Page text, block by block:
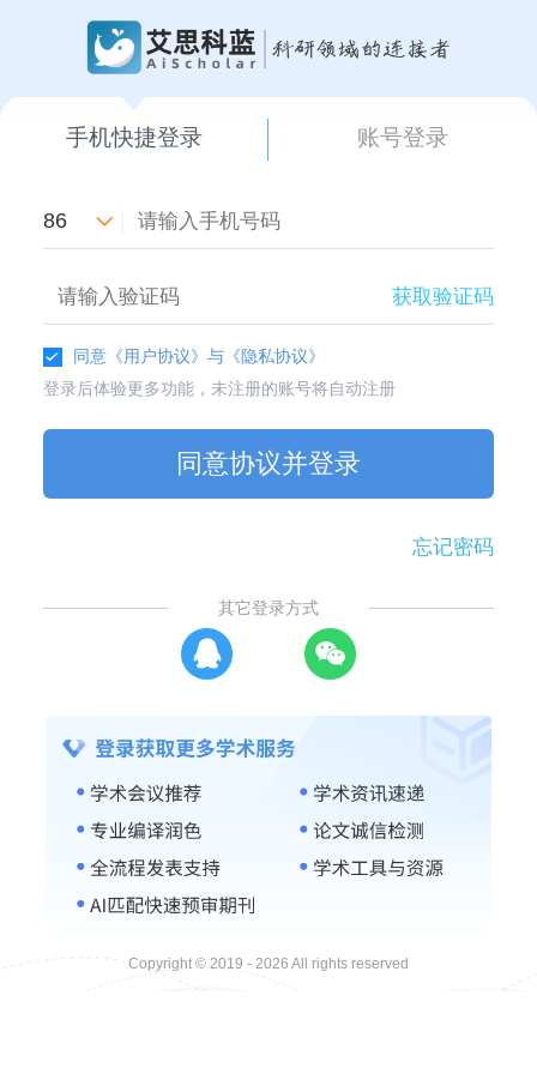
手机快捷登录 账号登录
86
获取验证码
同意 《用户协议》与 《隐私协议》
登录后体验更多功能，未注册的账号将自动注册
同意协议并登录
忘记密码
其它登录方式
Copyright © 2019 - 2026 All rights reserved